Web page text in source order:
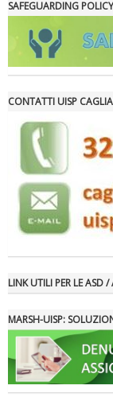
Luglio 2026:
rivoluzioni"
Tiziano Pesce a
SAFEGUARDING POLICY
CONTATTI UISP
LINK UTILI PER LE ASD /
MARSH-UISP: